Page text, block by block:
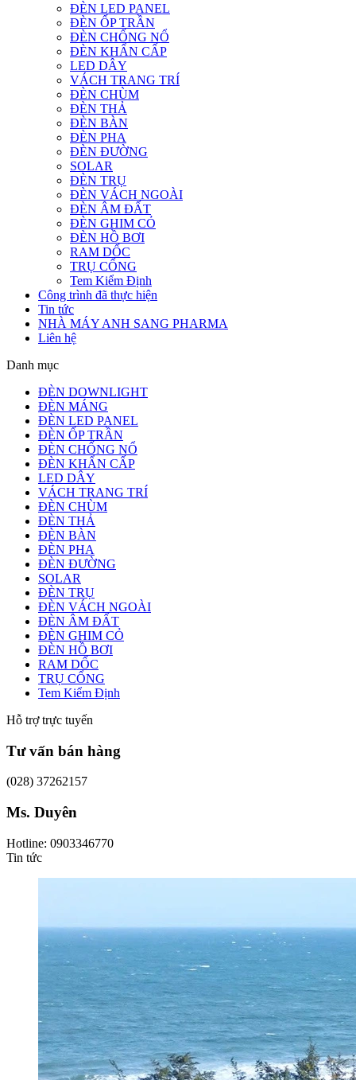
ĐÈN LED PANEL
ĐÈN ỐP TRẦN
ĐÈN CHỐNG NỔ
ĐÈN KHẨN CẤP
LED DÂY
VÁCH TRANG TRÍ
ĐÈN CHÙM
ĐÈN THẢ
ĐÈN BÀN
ĐÈN PHA
ĐÈN ĐƯỜNG
SOLAR
ĐÈN TRỤ
ĐÈN VÁCH NGOÀI
ĐÈN ÂM ĐẤT
ĐÈN GHIM CỎ
ĐÈN HỒ BƠI
RAM DỐC
TRỤ CỔNG
Tem Kiểm Định
Công trình đã thực hiện
Tin tức
NHÀ MÁY ANH SANG PHARMA
Liên hệ
Danh mục
ĐÈN DOWNLIGHT
ĐÈN MÁNG
ĐÈN LED PANEL
ĐÈN ỐP TRẦN
ĐÈN CHỐNG NỔ
ĐÈN KHẨN CẤP
LED DÂY
VÁCH TRANG TRÍ
ĐÈN CHÙM
ĐÈN THẢ
ĐÈN BÀN
ĐÈN PHA
ĐÈN ĐƯỜNG
SOLAR
ĐÈN TRỤ
ĐÈN VÁCH NGOÀI
ĐÈN ÂM ĐẤT
ĐÈN GHIM CỎ
ĐÈN HỒ BƠI
RAM DỐC
TRỤ CỔNG
Tem Kiểm Định
Hỗ trợ trực tuyến
Tư vấn bán hàng
(028) 37262157
Ms. Duyên
Hotline: 0903346770
Tin tức